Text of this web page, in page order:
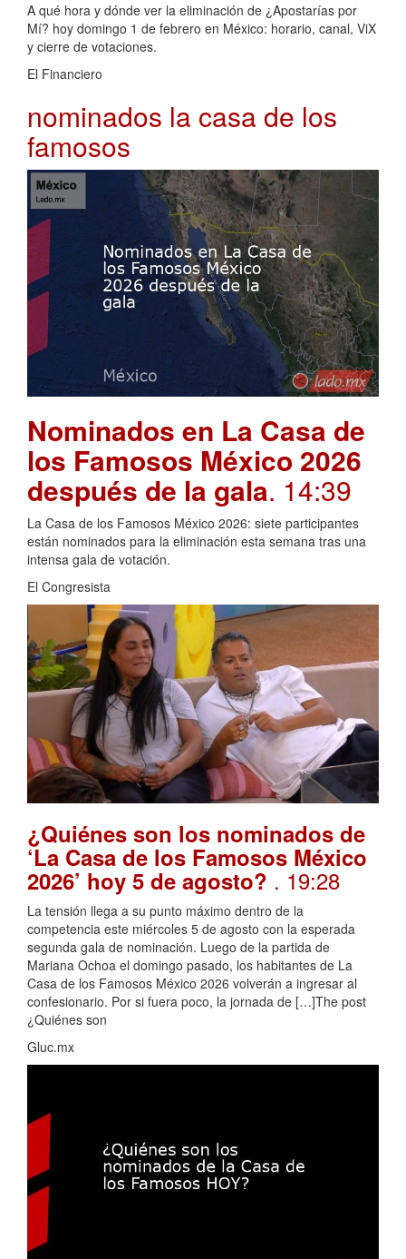
A qué hora y dónde ver la eliminación de ¿Apostarías por
Mí? hoy domingo 1 de febrero en México: horario, canal, ViX
y cierre de votaciones.
El Financiero
nominados la casa de los
famosos
Nominados en La Casa de
los Famosos México 2026
después de la gala. 14:39
La Casa de los Famosos México 2026: siete participantes
están nominados para la eliminación esta semana tras una
intensa gala de votación.
El Congresista
¿Quiénes son los nominados de
‘La Casa de los Famosos México
2026’ hoy 5 de agosto? . 19:28
La tensión llega a su punto máximo dentro de la
competencia este miércoles 5 de agosto con la esperada
segunda gala de nominación. Luego de la partida de
Mariana Ochoa el domingo pasado, los habitantes de La
Casa de los Famosos México 2026 volverán a ingresar al
confesionario. Por si fuera poco, la jornada de […]The post
¿Quiénes son
Gluc.mx